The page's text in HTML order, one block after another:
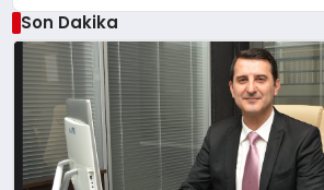
Son Dakika